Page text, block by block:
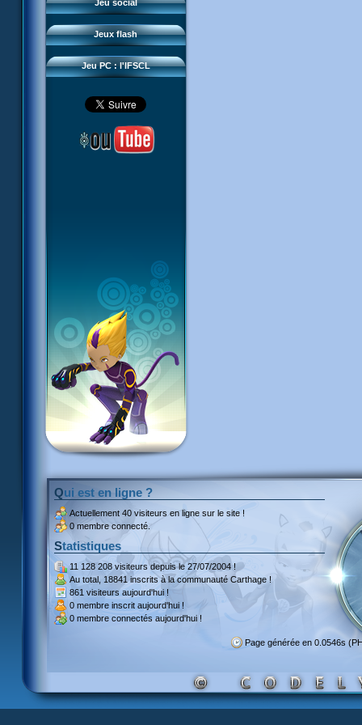
Jeu social
Jeux flash
Sector 2 Escape
Jeu PC : l'IFSCL
Téléchargements
Réseau IFSCL
Qui est en ligne ?
Actuellement 40 visiteurs en ligne sur le site !
0 membre connecté.
Statistiques
11 128 208 visiteursdepuis le 27/07/2004 !
Au total, 18841 inscritsà la communauté Carthage !
861 visiteurs aujourd'hui !
0 membre inscrit aujourd'hui !
0 membre connectés aujourd'hui !
Page générée en 0.0546s